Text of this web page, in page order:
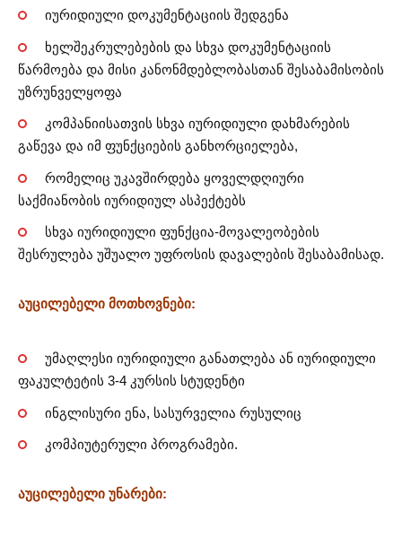
იურიდიული დოკუმენტაციის შედგენა
ხელშეკრულებების და სხვა დოკუმენტაციის
წარმოება და მისი კანონმდებლობასთან შესაბამისობის
უზრუნველყოფა
კომპანიისათვის სხვა იურიდიული დახმარების
გაწევა და იმ ფუნქციების განხორციელება,
რომელიც უკავშირდება ყოველდღიური
საქმიანობის იურიდიულ ასპექტებს
სხვა იურიდიული ფუნქცია-მოვალეობების
შესრულება უშუალო უფროსის დავალების შესაბამისად.
აუცილებელი მოთხოვნები:
უმაღლესი იურიდიული განათლება ან იურიდიული
ფაკულტეტის 3-4 კურსის სტუდენტი
ინგლისური ენა, სასურველია რუსულიც
კომპიუტერული პროგრამები.
აუცილებელი უნარები: